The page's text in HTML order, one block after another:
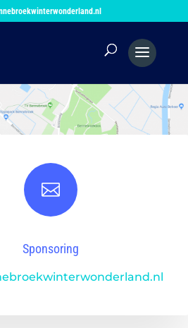

Sponsoring